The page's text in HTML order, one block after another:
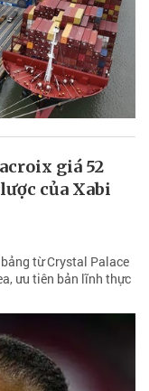
giá 52
của Xabi
từ Crystal Palace
ưu tiên bản lĩnh thực